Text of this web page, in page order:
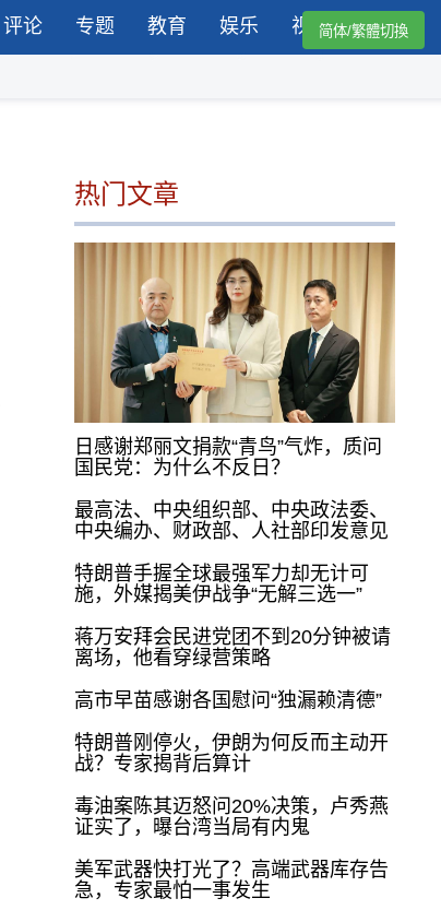
评论 专题 教育 娱乐 视频简体/繁體切換
热门文章
日感谢郑丽文捐款“青鸟”气炸，质问
国民党：为什么不反日？
最高法、中央组织部、中央政法委、
中央编办、财政部、人社部印发意见
特朗普手握全球最强军力却无计可
施，外媒揭美伊战争“无解三选一”
蒋万安拜会民进党团不到20分钟被请
离场，他看穿绿营策略
高市早苗感谢各国慰问“独漏赖清德”
特朗普刚停火，伊朗为何反而主动开
战？专家揭背后算计
毒油案陈其迈怒问20%决策，卢秀燕
证实了，曝台湾当局有内鬼
美军武器快打光了？高端武器库存告
急，专家最怕一事发生